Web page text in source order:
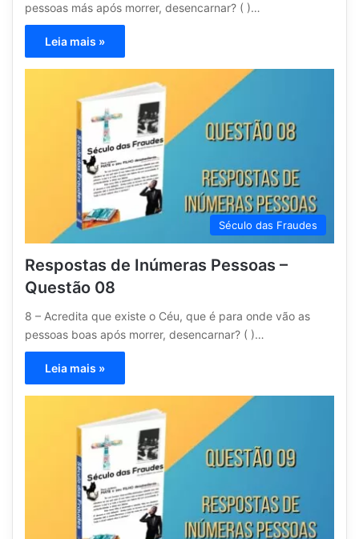
pessoas más após morrer, desencarnar? ( )…
Leia mais »
Século das Fraudes
Respostas de Inúmeras Pessoas –
Questão 08
8 – Acredita que existe o Céu, que é para onde vão as
pessoas boas após morrer, desencarnar? ( )…
Leia mais »